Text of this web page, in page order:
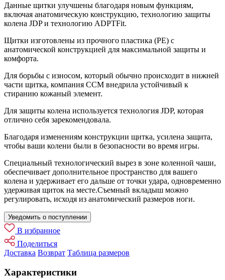
Данные щитки улучшены благодаря новым функциям,
включая анатомическую конструкцию, технологию защиты
колена JDP и технологию ADPTFit.
Щитки изготовлены из прочного пластика (PE) с
анатомической конструкцией для максимальной защиты и
комфорта.
Для борьбы с износом, который обычно происходит в нижней
части щитка, компания CCM внедрила устойчивый к
стиранию кожаный элемент.
Для защиты колена используется технология JDP, которая
отлично себя зарекомендовала.
Благодаря изменениям конструкции щитка, усилена защита,
чтобы ваши колени были в безопасности во время игры.
Специальный технологический вырез в зоне коленной чаши,
обеспечивает дополнительное пространство для вашего
колена и удерживает его дальше от точки удара, одновременно
удерживая щиток на месте.Cъемный вкладыш можно
регулировать, исходя из анатомический размеров ноги.
Уведомить о поступлении
В избранное
Поделиться
Доставка Возврат Таблица размеров
Характеристики